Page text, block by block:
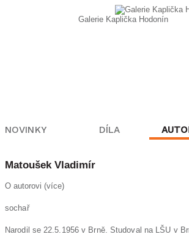
Galerie Kaplička Hodonín
NOVINKY DÍLA
MatoušekVladimír
O autorovi (více)
sochař
Narodil se 22.5.1956 v Brně. Studoval na LŠU v